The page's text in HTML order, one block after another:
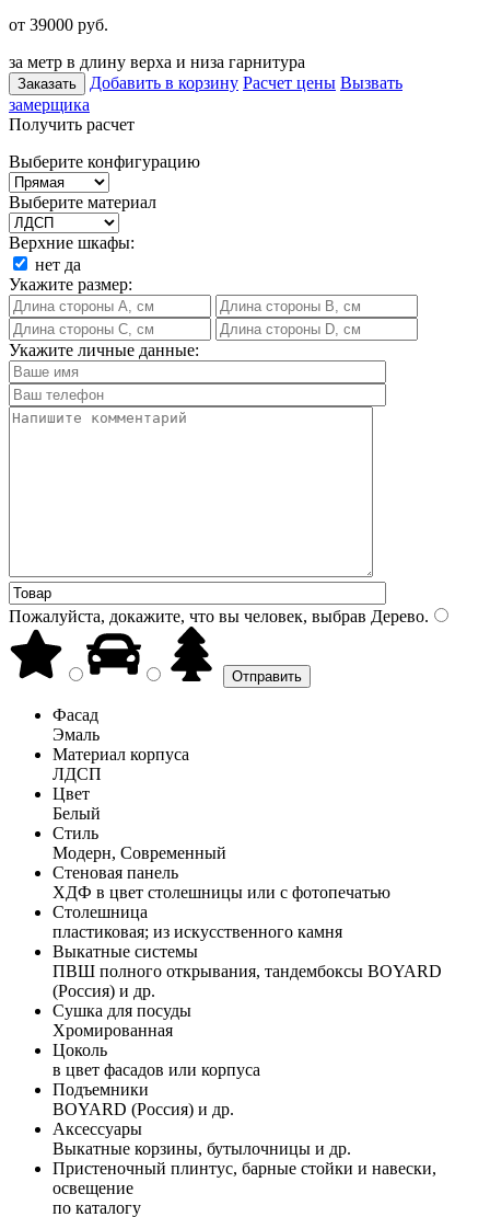
от 39000 руб.
за метр в длину верха и низа гарнитура
Заказать Добавить в корзину Расчет цены Вызвать
замерщика
Получить расчет
Выберите конфигурацию
Выберите материал
Верхние шкафы:
нет да
Укажите размер:
Укажите личные данные:
Пожалуйста, докажите, что вы человек, выбрав Дерево.
Фасад
Эмаль
Материал корпуса
ЛДСП
Цвет
Белый
Стиль
Модерн, Современный
Стеновая панель
ХДФ в цвет столешницы или с фотопечатью
Столешница
пластиковая; из искусственного камня
Выкатные системы
ПВШ полного открывания, тандембоксы BOYARD
(Россия) и др.
Сушка для посуды
Хромированная
Цоколь
в цвет фасадов или корпуса
Подъемники
BOYARD (Россия) и др.
Аксессуары
Выкатные корзины, бутылочницы и др.
Пристеночный плинтус, барные стойки и навески,
освещение
по каталогу